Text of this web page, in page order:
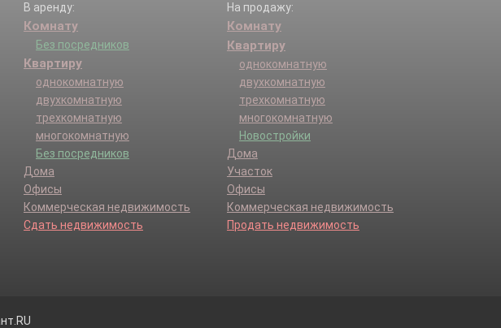
В аренду:
Комнату
Без посредников
Квартиру
однокомнатную
двухкомнатную
трехкомнатную
многокомнатную
Без посредников
Дома
Офисы
Коммерческая недвижимость
Сдать недвижимость
На продажу:
Комнату
Квартиру
однокомнатную
двухкомнатную
трехкомнатную
многокомнатную
Новостройки
Дома
Участок
Офисы
Коммерческая недвижимость
Продать недвижимость